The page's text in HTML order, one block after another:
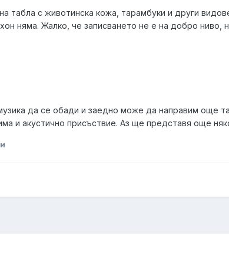
табла с животинска кожа, тарамбуки и други
няма. Жалко, че записването не е на добро ниво,
да се обади и заедно може да направим още
и акустично присъствие. Аз ще представя още